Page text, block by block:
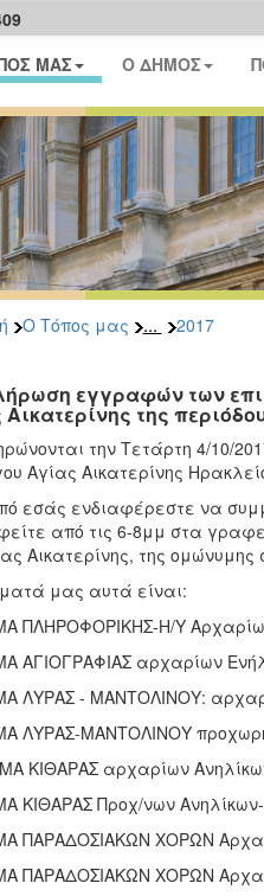
ΜΑΣ Ο ΔΗΜΟΣ
Ο Τόπος μας ... 2017
εγγραφών των
της
την Τετάρτη 4/10/
Αγίας Αικατερίνης
εσάς ενδιαφέρεστε να
από τις 6-8μμ στα
Αικατερίνης, της ομώνυμης
μας αυτά είναι:
ΠΛΗΡΟΦΟΡΙΚΗΣ-Η/Υ
ΑΓΙΟΓΡΑΦΙΑΣ αρχαρίων
ΛΥΡΑΣ - ΜΑΝΤΟΛΙΝΟΥ:
ΛΥΡΑΣ-ΜΑΝΤΟΛΙΝΟΥ
ΚΙΘΑΡΑΣ αρχαρίων
ΚΙΘΑΡΑΣ Προχ/νων
ΠΑΡΑΔΟΣΙΑΚΩΝ ΧΟΡΩΝ
ΠΑΡΑΔΟΣΙΑΚΩΝ ΧΟΡΩΝ